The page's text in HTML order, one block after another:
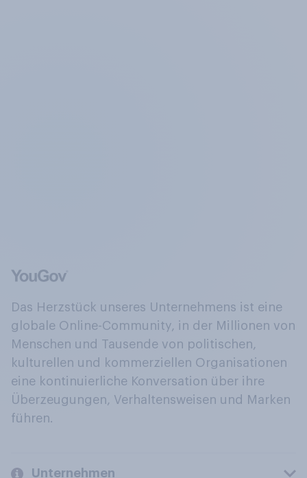
Das Herzstück unseres Unternehmens ist eine
globale Online-Community, in der Millionen von
Menschen und Tausende von politischen,
kulturellen und kommerziellen Organisationen
eine kontinuierliche Konversation über ihre
Überzeugungen, Verhaltensweisen und Marken
führen.
Unternehmen